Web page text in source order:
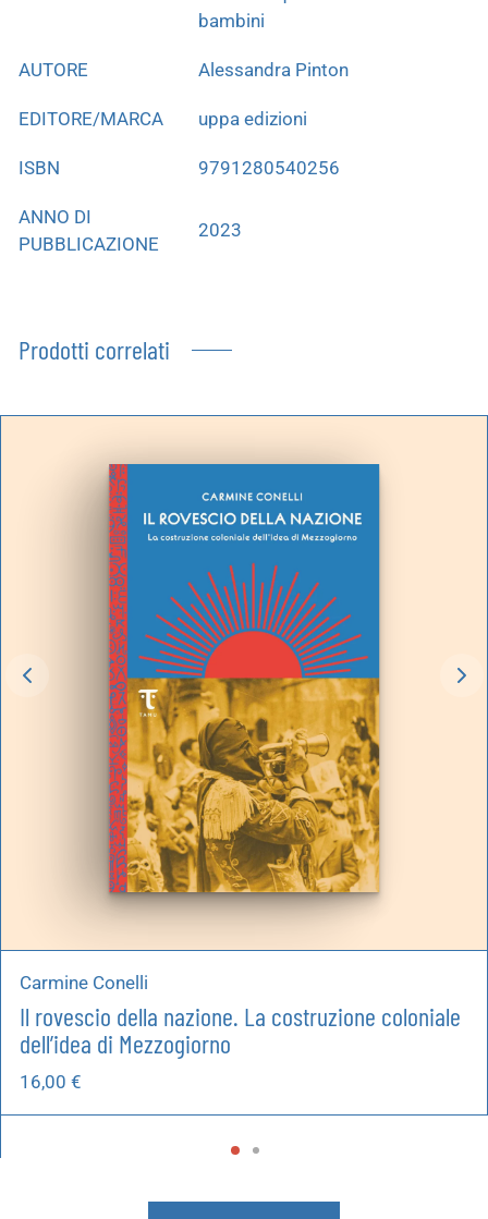
bambini
AUTORE Alessandra Pinton
EDITORE/MARCA uppa edizioni
ISBN 9791280540256
ANNO DI
PUBBLICAZIONE
2023
Prodotti correlati
Carmine Conelli
Il rovescio della nazione. La costruzione coloniale
dell’idea di Mezzogiorno
16,00 €